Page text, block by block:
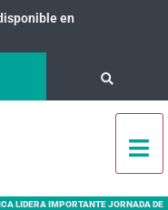
en
LIDERA IMPORTANTE JORNADA DE